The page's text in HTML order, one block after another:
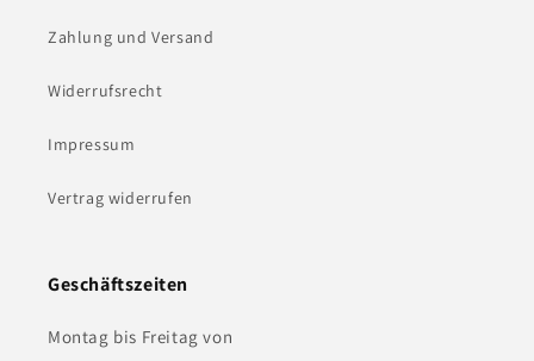
Zahlung und Versand
Widerrufsrecht
Impressum
Vertrag widerrufen
Geschäftszeiten
Montag bis Freitag von